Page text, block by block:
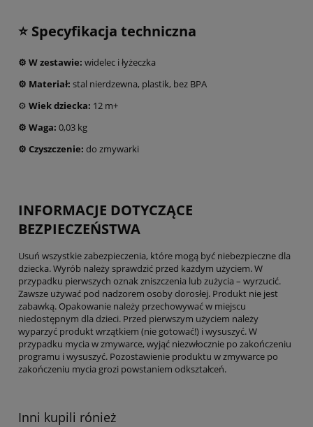
⭐ Specyfikacja techniczna
⚙️ W zestawie: widelec i łyżeczka
⚙️ Materiał: stal nierdzewna, plastik, bez BPA
⚙️ Wiek dziecka: 12 m+
⚙️ Waga: 0,03 kg
⚙️ Czyszczenie: do zmywarki
INFORMACJE DOTYCZĄCE
BEZPIECZEŃSTWA
Usuń wszystkie zabezpieczenia, które mogą być niebezpieczne dla
dziecka. Wyrób należy sprawdzić przed każdym użyciem. W
przypadku pierwszych oznak zniszczenia lub zużycia – wyrzucić.
Zawsze używać pod nadzorem osoby dorosłej. Produkt nie jest
zabawką. Opakowanie należy przechowywać w miejscu
niedostępnym dla dzieci. Przed pierwszym użyciem należy
wyparzyć produkt wrzątkiem (nie gotować!) i wysuszyć. W
przypadku mycia w zmywarce, wyjąć niezwłocznie po zakończeniu
programu i wysuszyć. Pozostawienie produktu w zmywarce po
zakończeniu mycia grozi powstaniem odkształceń.
Inni kupili rónież